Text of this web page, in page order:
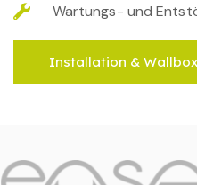
Wartungs- und
Installation &